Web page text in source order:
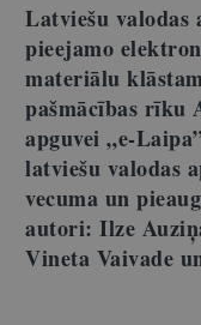
Latviešu
pieejamo
materiālu
pašmācības rīku
apguvei „e-
latviešu valodas
vecuma un
autori: Ilze
Vineta Vaivade